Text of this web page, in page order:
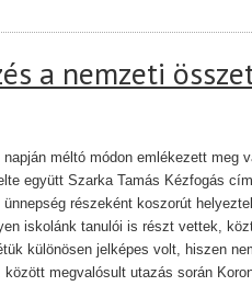
a nemzeti
méltó módon emlékezett meg
együtt Szarka Tamás Kézfogás
részeként koszorút
iskolánk tanulói is részt vettek,
különösen jelképes volt, hiszen
között megvalósult utazás során